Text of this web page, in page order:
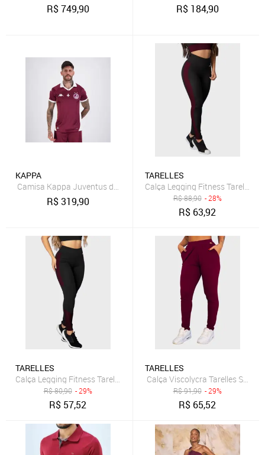
R$749,90 R$ 184,90
KAPPA
Camisa Kappa Juventus da Mooca I 2026
R$319,90
TARELLES
Calça Legging Fitness Tarelles
R$88,90 - 28%
R$ 63,92
TARELLES
Calça Legging Fitness Tarelles Cintura Alta 3D Preto e Bordô
R$80,90 - 29%
R$ 57,52
TARELLES
Calça Viscolycra Tarelles
R$91,90 - 29%
R$ 65,52